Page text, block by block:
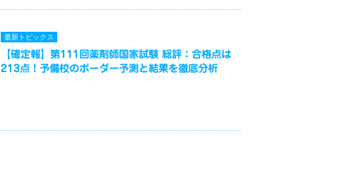
最新トピックス
【確定報】第111回薬剤師国家試験 総評：合格点は
213点！予備校のボーダー予測と結果を徹底分析